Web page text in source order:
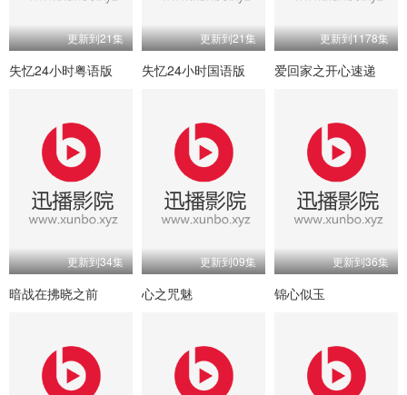
更新到21集
失忆24小时粤语版
更新到21集
失忆24小时国语版
更新到1178集
爱回家之开心速递
更新到34集
暗战在拂晓之前
更新到09集
心之咒魅
更新到36集
锦心似玉